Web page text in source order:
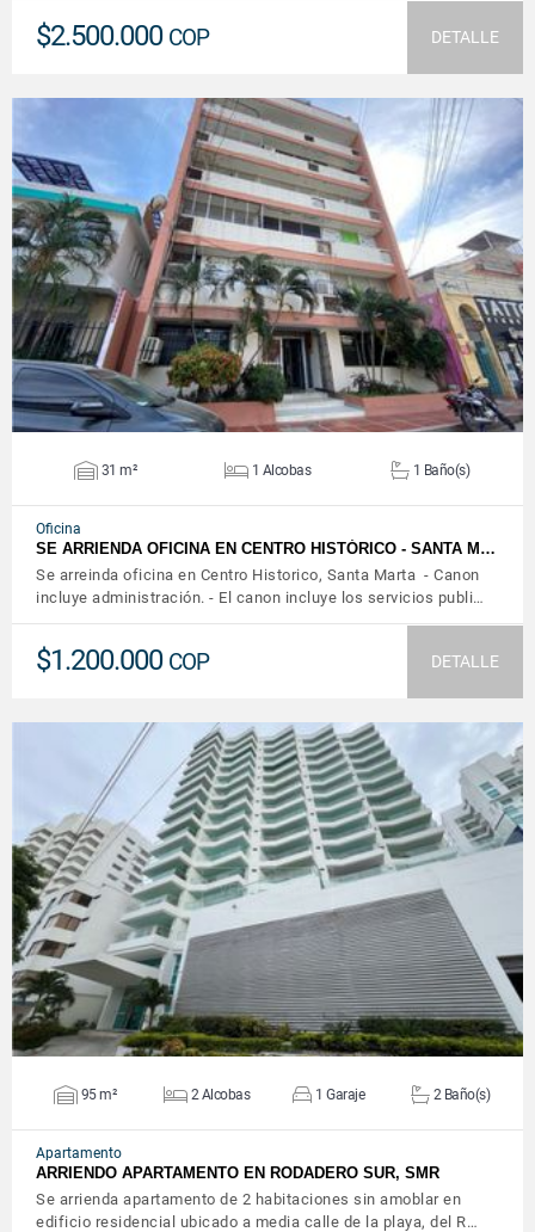
$2.500.000 COP DETALLE
VER DETALLES
31 m² 1 Alcobas 1 Baño(s)
Oficina
SE ARRIENDA OFICINA EN CENTRO HISTÓRICO - SANTA M…
Se arreinda oficina en Centro Historico, Santa Marta - Canon
incluye administración. - El canon incluye los servicios publi…
$1.200.000 COP DETALLE
VER DETALLES
95 m² 2 Alcobas 1 Garaje 2 Baño(s)
Apartamento
ARRIENDO APARTAMENTO EN RODADERO SUR, SMR
Se arrienda apartamento de 2 habitaciones sin amoblar en
edificio residencial ubicado a media calle de la playa, del R…